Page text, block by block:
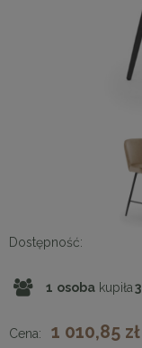
Dostępność:
1 osoba kupiła3
Cena: 1 010,85 zł